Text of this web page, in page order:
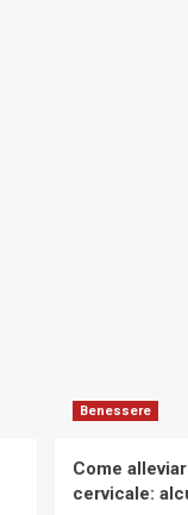
Benessere
Come
cervicale: